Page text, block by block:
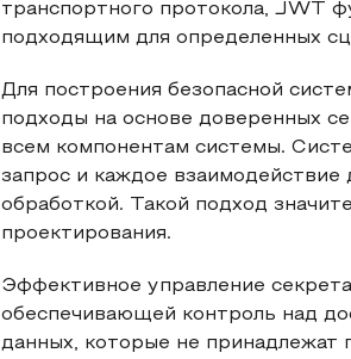
транспортного протокола, JWT
подходящим для определенных
Для построения безопасной
подходы на основе доверенных
всем компонентам системы.
запрос и каждое
обработкой. Такой подход
проектирования.
Эффективное управление
обеспечивающей контроль над
данных, которые не